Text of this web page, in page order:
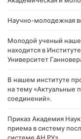
Научно-молодежная
Молодой ученый
находится в
Университет
В нашем институте
на тему
соединений».
Приказ Академия
приема в систему